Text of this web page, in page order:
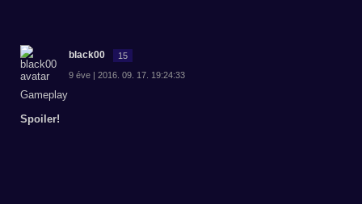
black00 15
9 éve | 2016. 09. 17. 19:24:33
Gameplay
Spoiler!